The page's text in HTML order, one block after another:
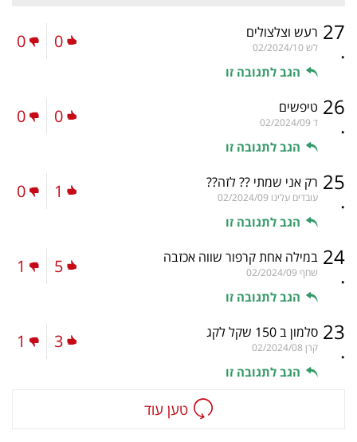
27
.
רעש וצלצולים
לש 02/2024/10
הגב לתגובה זו
0
0
26
.
טיפשים
ד 02/2024/09
הגב לתגובה זו
0
0
25
.
רק אני שמתי ?? לזה??
עובדים עלינו 02/2024/09
הגב לתגובה זו
1
0
24
.
במילה אחת קרפור שווה אכזבה
שחף 02/2024/09
הגב לתגובה זו
5
1
23
.
סלמון ב 150 שקל לקג
קרן 02/2024/08
הגב לתגובה זו
3
1
טען עוד